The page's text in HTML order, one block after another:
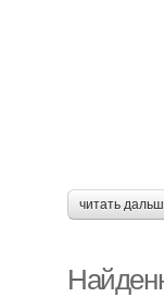
читать